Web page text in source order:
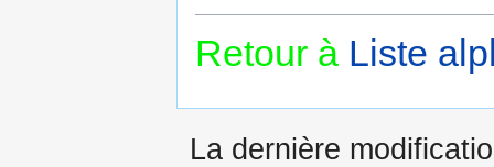
Retour à Liste
La dernière